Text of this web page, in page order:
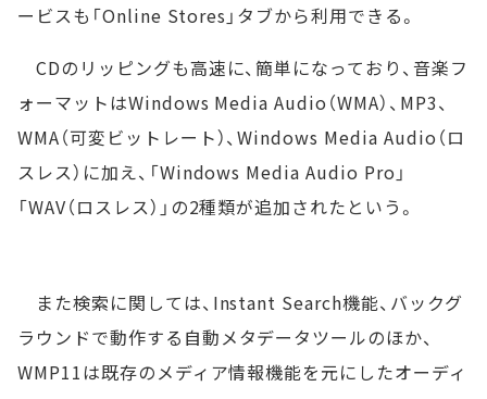
ービスも「Online Stores」タブから利用できる。
CDのリッピングも高速に、簡単になっており、音楽フ
ォーマットはWindows Media Audio（WMA）、MP3、
WMA（可変ビットレート）、Windows Media Audio（ロ
スレス）に加え、「Windows Media Audio Pro」
「WAV（ロスレス）」の2種類が追加されたという。
また検索に関しては、Instant Search機能、バックグ
ラウンドで動作する自動メタデータツールのほか、
WMP11は既存のメディア情報機能を元にしたオーディ